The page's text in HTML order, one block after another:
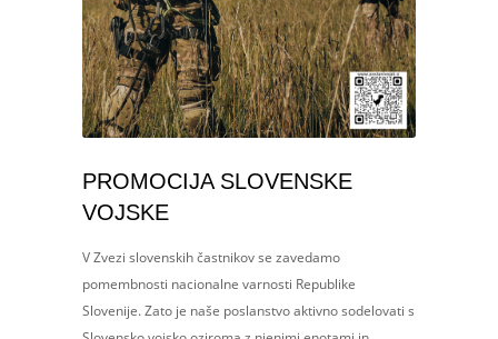
PROMOCIJA SLOVENSKE
VOJSKE
V Zvezi slovenskih častnikov se zavedamo
pomembnosti nacionalne varnosti Republike
Slovenije. Zato je naše poslanstvo aktivno sodelovati s